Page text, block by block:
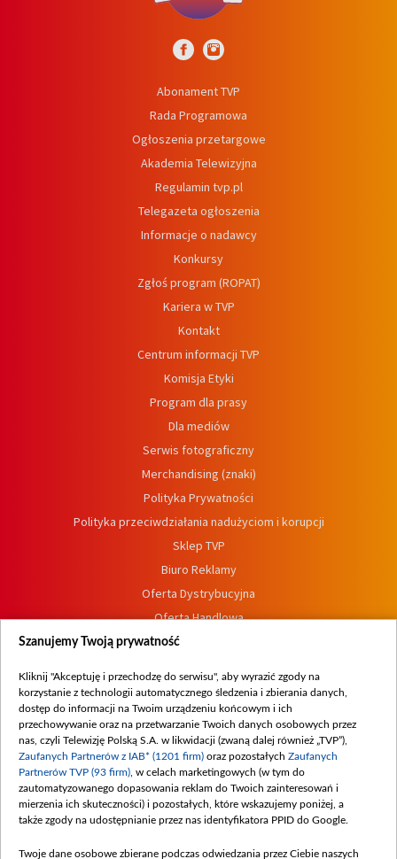
Abonament TVP
Rada Programowa
Ogłoszenia przetargowe
Akademia Telewizyjna
Regulamin tvp.pl
Telegazeta ogłoszenia
Informacje o nadawcy
Konkursy
Zgłoś program (ROPAT)
Kariera w TVP
Kontakt
Centrum informacji TVP
Komisja Etyki
Program dla prasy
Dla mediów
Serwis fotograficzny
Merchandising (znaki)
Polityka Prywatności
Polityka przeciwdziałania nadużyciom i korupcji
Sklep TVP
Biuro Reklamy
Oferta Dystrybucyjna
Oferta Handlowa
Dostępność
Procedura zgłoszeń wewnętrznych
Szanujemy Twoją prywatność
Kliknij "Akceptuję i przechodzę do serwisu", aby wyrazić zgody na
korzystanie z technologii automatycznego śledzenia i zbierania danych,
dostęp do informacji na Twoim urządzeniu końcowym i ich
przechowywanie oraz na przetwarzanie Twoich danych osobowych przez
nas, czyli Telewizję Polską S.A. w likwidacji (zwaną dalej również „TVP”),
Zaufanych Partnerów z IAB* (1201 firm) oraz pozostałych Zaufanych
Partnerów TVP (93 firm) , w celach marketingowych (w tym do
zautomatyzowanego dopasowania reklam do Twoich zainteresowań i
mierzenia ich skuteczności) i pozostałych, które wskazujemy poniżej, a
także zgody na udostępnianie przez nas identyfikatora PPID do Google.
Twoje dane osobowe zbierane podczas odwiedzania przez Ciebie naszych